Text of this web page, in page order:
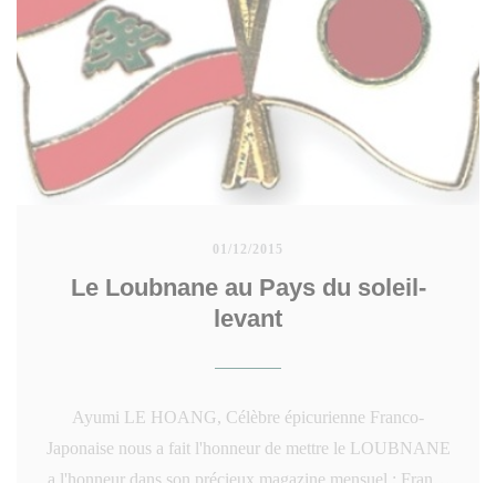
01/12/2015
Le Loubnane au Pays du soleil-
levant
Ayumi LE HOANG, Célèbre épicurienne Franco-
Japonaise nous a fait l'honneur de mettre le LOUBNANE
a l'honneur dans son précieux magazine mensuel : France